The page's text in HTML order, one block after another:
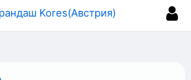
Kores(Австрия)